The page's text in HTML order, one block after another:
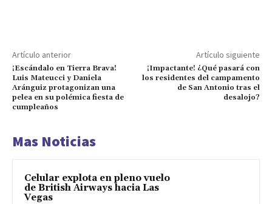
Artículo anterior
¡Escándalo en Tierra Brava!
Luis Mateucci y Daniela
Aránguiz protagonizan una
pelea en su polémica fiesta de
cumpleaños
Artículo siguiente
¡Impactante! ¿Qué pasará con
los residentes del campamento
de San Antonio tras el
desalojo?
Mas Noticias
Celular explota en pleno vuelo
de British Airways hacia Las
Vegas